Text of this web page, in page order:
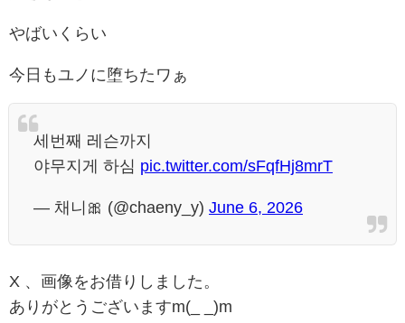
やばいくらい
今日もユノに堕ちたワぁ
세번째 레슨까지
야무지게 하심 pic.twitter.com/sFqfHj8mrT
— 채니🎀 (@chaeny_y) June 6, 2026
X 、画像をお借りしました。
ありがとうございますm(_ _)m